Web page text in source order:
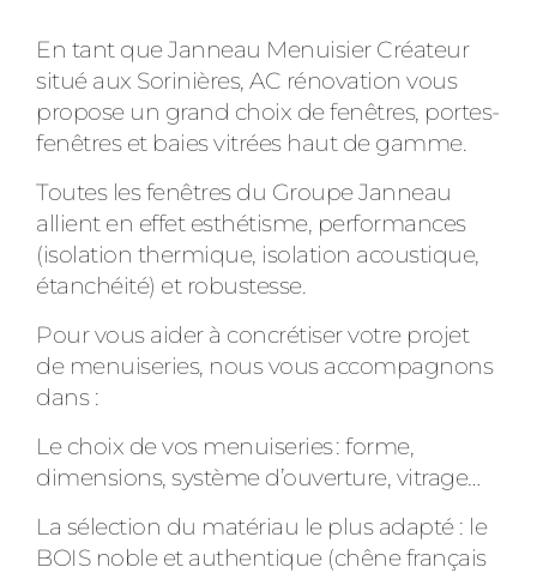
En tant que Janneau Menuisier Créateur
situé aux Sorinières, AC rénovation vous
propose un grand choix de fenêtres, portes-
fenêtres et baies vitrées haut de gamme.
Toutes les fenêtres du Groupe Janneau
allient en effet esthétisme, performances
(isolation thermique, isolation acoustique,
étanchéité) et robustesse.
Pour vous aider à concrétiser votre projet
de menuiseries, nous vous accompagnons
dans :
Le choix de vos menuiseries : forme,
dimensions, système d’ouverture, vitrage…
La sélection du matériau le plus adapté : le
BOIS noble et authentique (chêne français